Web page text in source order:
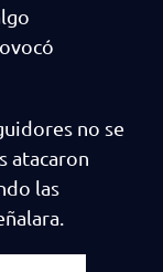
no se
atacaron
las